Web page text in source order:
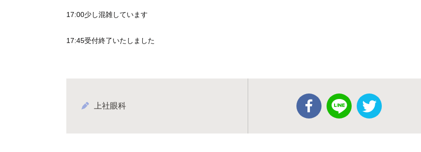
17:00少し混雑しています
17:45受付終了いたしました
上社眼科